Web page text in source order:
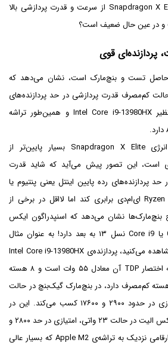
اما آیا بررسی مشخصات Snapdragon X Elite از سرعت و قدرت پردازشی بالا
و در عین حال ضعیف است؟
پردازنده‌ای قوی
حاصل تست و بنچ‌مارک است، نشان می‌دهد که
کم‌مصرف قدرت پردازشی در حد پردازنده‌های
رده اول و پر‌مصرف اینتل نظیر Intel Core i9-13980HX و همین‌طور تراشه
با توجه به اینکه مصرف انرژی Snapdragon X Elite بسیار پایین‌تر از
است، این تصور پیش می‌آید که شاید قدرت
پردازنده‌های رده پایین اینتل یعنی پنتیوم یا
Core i3 باشد یا فرضاً با Ryzen 3 ای‌ام‌دی برابری کند اما لااقل در برخی از
بنچ‌مارک‌ها نشان می‌دهد که اسنپدراگون ایکس
الیت قدرتی در حد Core i7 یا Core i9 نسل ۱۳ به بعد دارد! به عنوان مثال
همان‌طور که در جدول زیر مشاهده می‌کنید، پردازنده‌ی Intel Core i9-13980HX
که توان طراحی حرارتی یا به اختصار TDP آن معادل ۵۵ وات است و ۸ هسته
و پرمصرف در کنار ۱۶ هسته کم‌مصرف دارد، در بنچ‌مارک گیک‌بنچ در حالت
تک تردی و مالتی ترد، امتیازی در حدود ۲۹۰۰ و ۱۷۶۰۰ کسب می‌کند. این در
حالی است که اسنپدراگون ایکس الیت در حالت ۲۳ واتی، امتیازی در حد ۲۸۰۰ و
۱۴۰۰۰ به دست آورده است. ارقامی نزدیک به تراشه‌ی Apple M2 که بسیار عالی